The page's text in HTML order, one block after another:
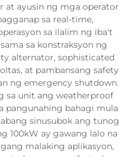
at ayusin ng mga operator
sa real-time,
sa ilalim ng iba't
sa konstraksyon ng
alternator, sophisticated
at pambansang safety
ng emergency shutdown.
sa unit ang weatherproof
pangunahing bahagi mula
sinusubok ang tunog
100kW ay gawang lalo na
malaking aplikasyon,